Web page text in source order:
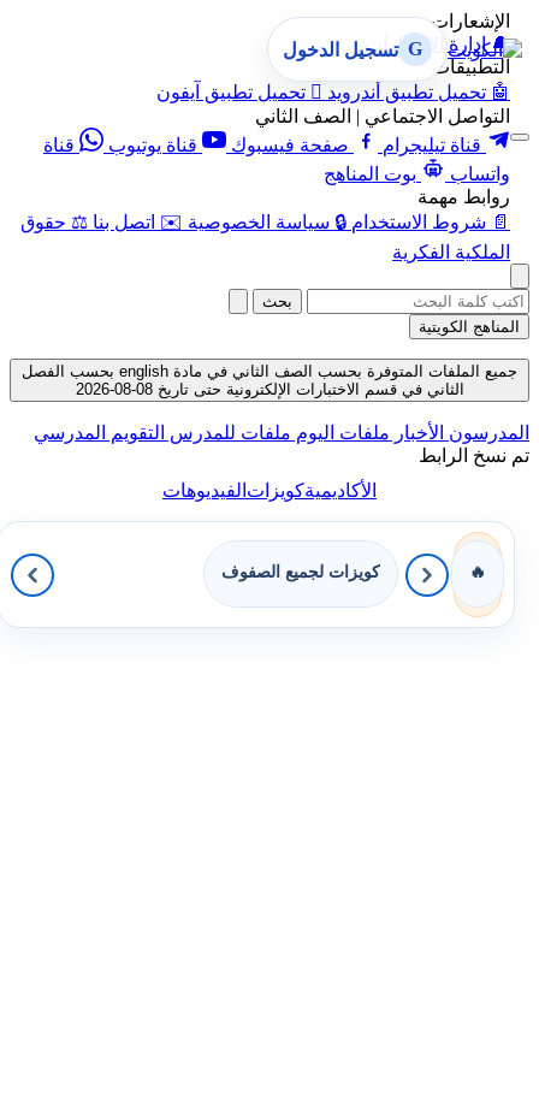
الإشعارات
🔔 إدارة الإشعارات
التطبيقات
🤖 تحميل تطبيق أندرويد  تحميل تطبيق آيفون
التواصل الاجتماعي | الصف الثاني
قناة تيليجرام
صفحة فيسبوك قناة يوتيوب
قناة
واتساب
بوت المناهج
روابط مهمة
📄 شروط الاستخدام 🔒 سياسة الخصوصية ✉️ اتصل بنا ⚖️ حقوق
الملكية الفكرية
G تسجيل الدخول
بحث
المناهج الكويتية
جميع الملفات المتوفرة بحسب الصف الثاني في مادة english بحسب الفصل
الثاني في قسم الاختبارات الإلكترونية حتى تاريخ 08-08-2026
المدرسون الأخبار ملفات اليوم ملفات للمدرس التقويم المدرسي
تم نسخ الرابط
الأكاديميةكويزاتالفيديوهات
🔥 كويزات لجميع الصفوف